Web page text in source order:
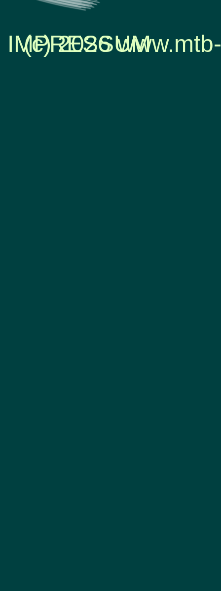
IMPRESSUM
(c) 2026